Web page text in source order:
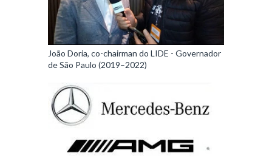
João Doria, co-chairman do LIDE - Governador
de São Paulo (2019–2022)